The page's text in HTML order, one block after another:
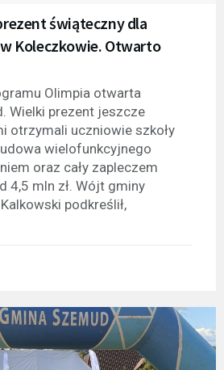
świąteczny dla
Koleczkowie. Otwarto
Olimpia otwarta
Wielki prezent jeszcze
otrzymali uczniowie szkoły
wielofunkcyjnego
oraz cały zapleczem
4,5 mln zł. Wójt gminy
podkreślił,